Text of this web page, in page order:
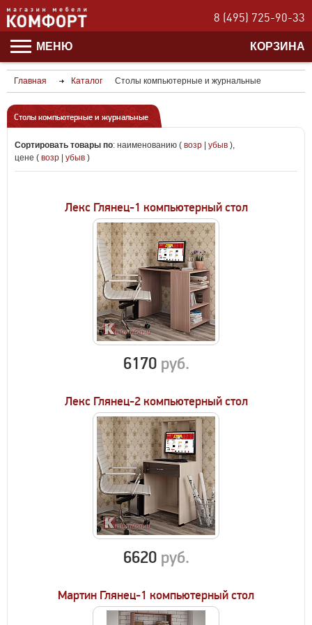
8 (495) 725-90-33
МЕНЮ КОРЗИНА
Главная Каталог Столы компьютерные и журнальные
Столы компьютерные и журнальные
Сортировать товары по: наименованию ( возр убыв ),
цене ( возр убыв )
Лекс Глянец-1 компьютерный стол
6170 руб.
Лекс Глянец-2 компьютерный стол
6620 руб.
Мартин Глянец-1 компьютерный стол